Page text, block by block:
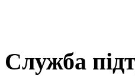
Служба